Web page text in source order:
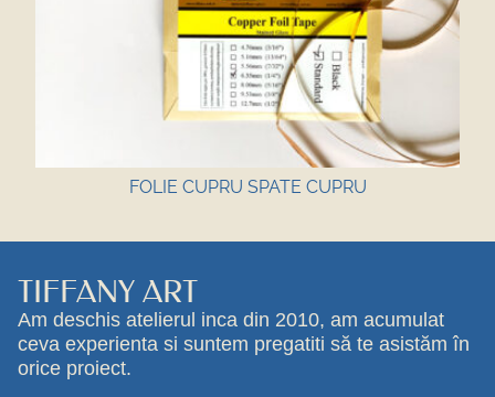
FOLIE CUPRU SPATE CUPRU
TIFFANY ART
Am deschis atelierul inca din 2010, am acumulat
ceva experienta si suntem pregatiti să te asistăm în
orice proiect.